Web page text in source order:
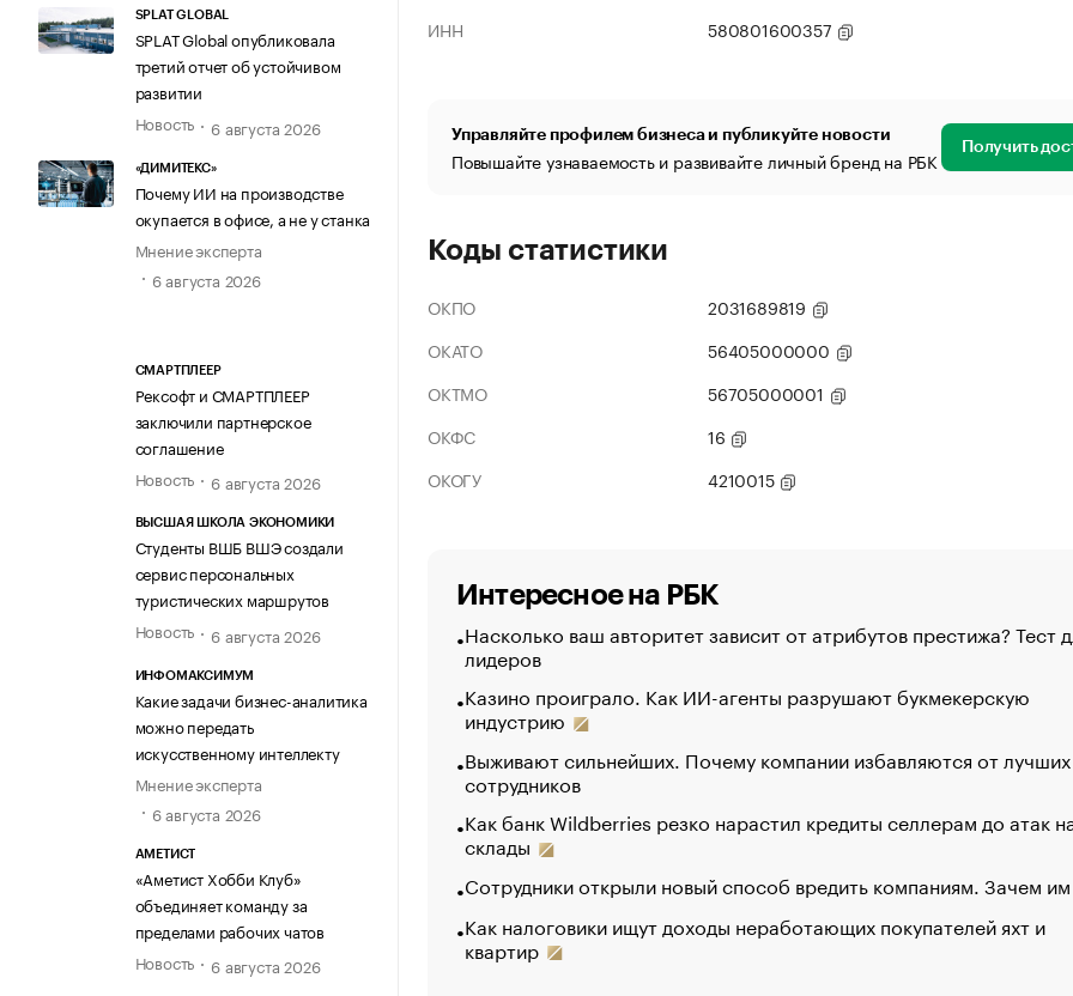
SPLAT GLOBAL
SPLAT Global опубликовала
третий отчет об устойчивом
развитии
Новость
6 августа 2026
«ДИМИТЕКС»
Почему ИИ на производстве
окупается в офисе, а не у станка
Мнение эксперта
6 августа 2026
СМАРТПЛЕЕР
Рексофт и СМАРТПЛЕЕР
заключили партнерское
соглашение
Новость
6 августа 2026
ВЫСШАЯ ШКОЛА ЭКОНОМИКИ
Студенты ВШБ ВШЭ создали
сервис персональных
туристических маршрутов
Новость
6 августа 2026
ИНФОМАКСИМУМ
Какие задачи бизнес-аналитика
можно передать
искусственному интеллекту
Мнение эксперта
6 августа 2026
АМЕТИСТ
«Аметист Хобби Клуб»
объединяет команду за
пределами рабочих чатов
Новость
6 августа 2026
ИНН
580801600357
Управляйте профилем бизнеса и публикуйте новости
Повышайте узнаваемость и развивайте личный бренд на РБК Получить
Коды статистики
ОКПО
2031689819
ОКАТО
56405000000
ОКТМО
56705000001
ОКФС
16
ОКОГУ
4210015
Интересное на РБК
Насколько ваш авторитет зависит от атрибутов престижа? Тест
лидеров
Казино проиграло. Как ИИ-агенты разрушают букмекерскую
индустрию
Выживают сильнейших. Почему компании избавляются от лучших
сотрудников
Как банк Wildberries резко нарастил кредиты селлерам до атак
склады
Сотрудники открыли новый способ вредить компаниям. Зачем
Как налоговики ищут доходы неработающих покупателей яхт и
квартир